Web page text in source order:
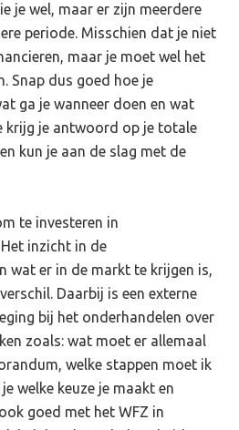
je wel, maar er zijn meerdere
periode. Misschien dat je niet
maar je moet wel het
Snap dus goed hoe je
ga je wanneer doen en wat
krijg je antwoord op je totale
kun je aan de slag met de
te investeren in
inzicht in de
wat er in de markt te krijgen is,
Daarbij is een externe
bij het onderhandelen over
zoals: wat moet er allemaal
welke stappen moet ik
welke keuze je maakt en
goed met het WFZ in